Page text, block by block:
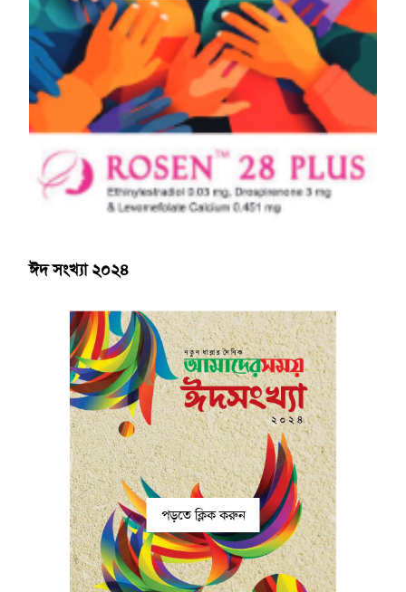
ঈদ সংখ্যা ২০২৪
পড়তে ক্লিক করুন